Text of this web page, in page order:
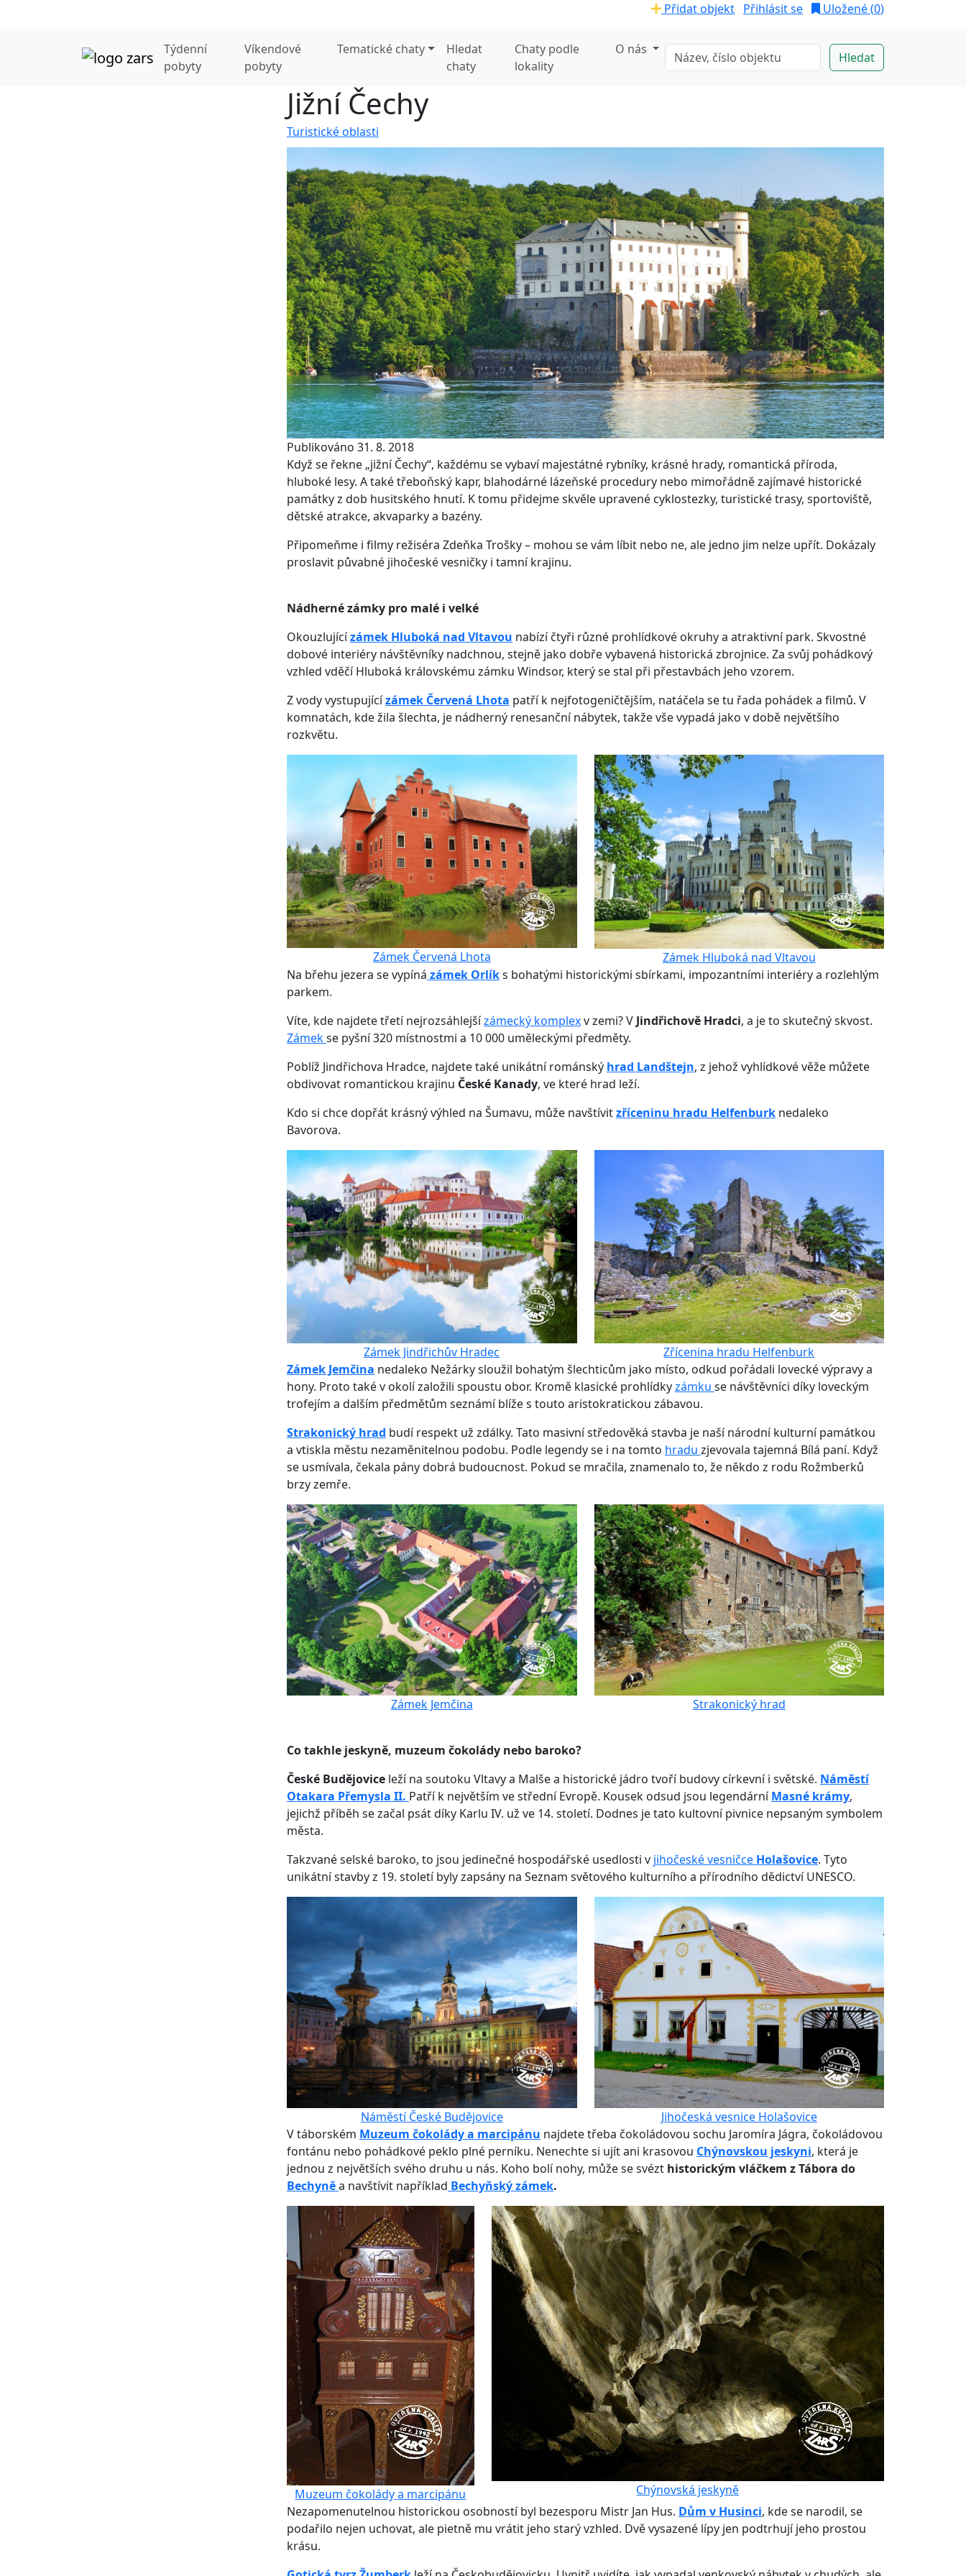
Přidat objekt Přihlásit se Uložené (0)
Týdenní
pobyty
Víkendové
pobyty
Tematické chaty
Hledat
chaty
Chaty podle
lokality
O nás
Jižní Čechy
Turistické oblasti
Publikováno 31. 8. 2018
Když se řekne „jižní Čechy“, každému se vybaví majestátné rybníky, krásné hrady, romantická příroda,
hluboké lesy. A také třeboňský kapr, blahodárné lázeňské procedury nebo mimořádně zajímavé historické
památky z dob husitského hnutí. K tomu přidejme skvěle upravené cyklostezky, turistické trasy, sportoviště,
dětské atrakce, akvaparky a bazény.
Připomeňme i filmy režiséra Zdeňka Trošky – mohou se vám líbit nebo ne, ale jedno jim nelze upřít. Dokázaly
proslavit půvabné jihočeské vesničky i tamní krajinu.
Nádherné zámky pro malé i velké
Okouzlujícízámek Hluboká nad Vltavou nabízí čtyři různé prohlídkové okruhy a atraktivní park. Skvostné
dobové interiéry návštěvníky nadchnou, stejně jako dobře vybavená historická zbrojnice. Za svůj pohádkový
vzhled vděčí Hluboká královskému zámku Windsor, který se stal při přestavbách jeho vzorem.
Z vody vystupujícízámek Červená Lhota patří k nejfotogeničtějším, natáčela se tu řada pohádek a filmů. V
komnatách, kde žila šlechta, je nádherný renesanční nábytek, takže vše vypadá jako v době největšího
rozkvětu.
Zámek Červená Lhota
Zámek Hluboká nad Vltavou
Na břehu jezera se vypíná zámek Orlíks bohatými historickými sbírkami, impozantními interiéry a rozlehlým
parkem.
Víte, kde najdete třetí nejrozsáhlejšízámecký komplexv zemi? V Jindřichově Hradci, a je to skutečný skvost.
Zámekse pyšní 320 místnostmi a 10 000 uměleckými předměty.
Poblíž Jindřichova Hradce, najdete také unikátní románský hrad Landštejn, z jehož vyhlídkové věže můžete
obdivovat romantickou krajinu České Kanady, ve které hrad leží.
Kdo si chce dopřát krásný výhled na Šumavu, může navštívitzříceninu hradu Helfenburk nedaleko
Bavorova.
Zámek Jindřichův Hradec
Zřícenina hradu Helfenburk
Zámek Jemčina nedaleko Nežárky sloužil bohatým šlechticům jako místo, odkud pořádali lovecké výpravy a
hony. Proto také v okolí založili spoustu obor. Kromě klasické prohlídkyzámku se návštěvníci díky loveckým
trofejím a dalším předmětům seznámí blíže s touto aristokratickou zábavou.
Strakonický hrad budí respekt už zdálky. Tato masivní středověká stavba je naší národní kulturní památkou
a vtiskla městu nezaměnitelnou podobu. Podle legendy se i na tomto hradu zjevovala tajemná Bílá paní. Když
se usmívala, čekala pány dobrá budoucnost. Pokud se mračila, znamenalo to, že někdo z rodu Rožmberků
brzy zemře.
Zámek Jemčina Strakonický hrad
Co takhle jeskyně, muzeum čokolády nebo baroko?
České Budějovice leží na soutoku Vltavy a Malše a historické jádro tvoří budovy církevní i světské. Náměstí
Otakara Přemysla II. Patří k největším ve střední Evropě. Kousek odsud jsou legendárníMasné krámy,
jejichž příběh se začal psát díky Karlu IV. už ve 14. století. Dodnes je tato kultovní pivnice nepsaným symbolem
města.
Takzvané selské baroko, to jsou jedinečné hospodářské usedlosti v jihočeské vesničce Holašovice. Tyto
unikátní stavby z 19. století byly zapsány na Seznam světového kulturního a přírodního dědictví UNESCO.
Náměstí České Budějovice
Jihočeská vesnice Holašovice
V táborském Muzeum čokolády a marcipánu najdete třeba čokoládovou sochu Jaromíra Jágra, čokoládovou
fontánu nebo pohádkové peklo plné perníku. Nenechte si ujít ani krasovou Chýnovskou jeskyni, která je
jednou z největších svého druhu u nás. Koho bolí nohy, může se svézt historickým vláčkem z Tábora do
Bechyněa navštívit například Bechyňský zámek.
Muzeum čokolády a marcipánu
Chýnovská jeskyně
Nezapomenutelnou historickou osobností byl bezesporu Mistr Jan Hus. Dům v Husinci, kde se narodil, se
podařilo nejen uchovat, ale pietně mu vrátit jeho starý vzhled. Dvě vysazené lípy jen podtrhují jeho prostou
krásu.